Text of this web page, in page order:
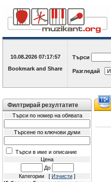
10.08.2026 07:17:57 Търси
Разгледай
Филтрирай резултатите
Търси по номер на обявата
Търсене по ключови думи
Търси в име и описание
Цена
До
Категории [ Изчисти ]